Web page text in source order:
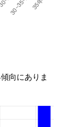
向にありま